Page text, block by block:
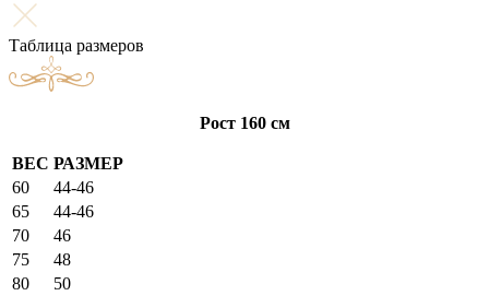
Таблица размеров
Рост 160 см
ВЕС РАЗМЕР
60
44-46
65
44-46
70
46
75
48
80
50